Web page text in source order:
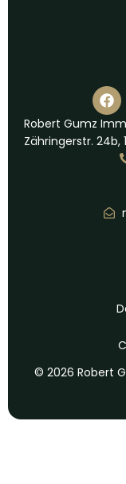
Robert Gumz
Zähringerstr. 24b,
© 2026 Robert